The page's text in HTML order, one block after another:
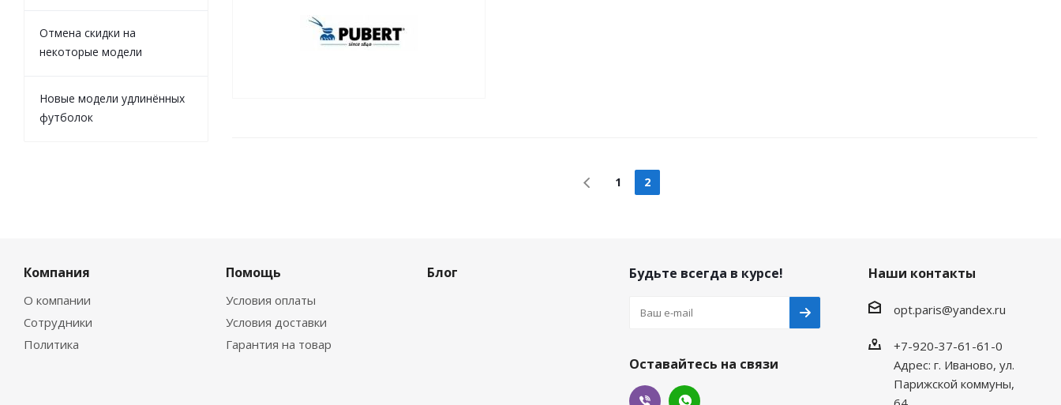
1 2
Отмена скидки на
некоторые модели
Новые модели удлинённых
футболок
Компания
О компании
Сотрудники
Политика
Помощь
Условия оплаты
Условия доставки
Гарантия на товар
Блог Будьте всегда в курсе!
Оставайтесь на связи
Наши контакты
opt.paris@yandex.ru
+7-920-37-61-61-0
Адрес: г. Иваново, ул.
Парижской коммуны,